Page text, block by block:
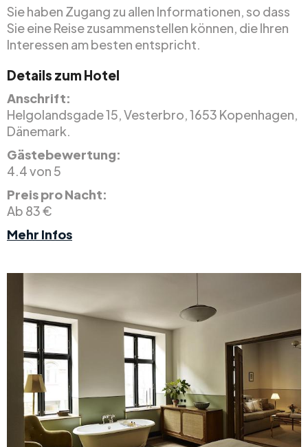
Sie haben Zugang zu allen Informationen, so dass
Sie eine Reise zusammenstellen können, die Ihren
Interessen am besten entspricht.
Details zum Hotel
Anschrift:
Helgolandsgade 15, Vesterbro, 1653 Kopenhagen,
Dänemark.
Gästebewertung:
4.4 von 5
Preis pro Nacht:
Ab 83 €
Mehr Infos